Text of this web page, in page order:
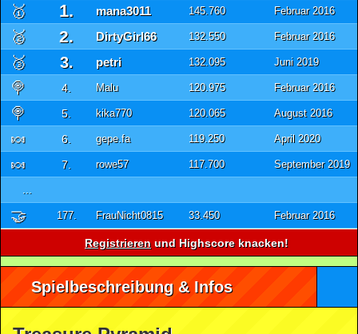
🥇 1. mana3011 145.760 Februar 2016
🥈 2. DirtyGirl66 132.550 Februar 2016
🥉 3. petri 132.095 Juni 2019
🍭 4. Malu 120.975 Februar 2016
🍭 5. kika770 120.065 August 2016
🍬 6. gepe.fa 119.250 April 2020
🍬 7. rowe57 117.700 September 2019
...
🤝 177. FrauNicht0815 33.450 Februar 2016
Registrieren und Highscore knacken!
Spielbeschreibung & Infos